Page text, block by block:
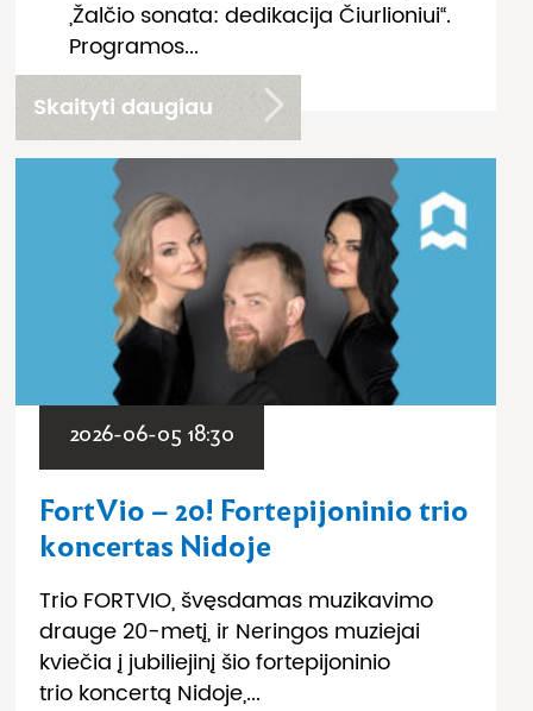
„Žalčio sonata: dedikacija Čiurlioniui“.
Programos...
Skaityti daugiau
2026-06-05 18:30
FortVio – 20! Fortepijoninio trio
koncertas Nidoje
Trio FORTVIO, švęsdamas muzikavimo
drauge 20-metį, ir Neringos muziejai
kviečia į jubiliejinį šio fortepijoninio
trio koncertą Nidoje,...